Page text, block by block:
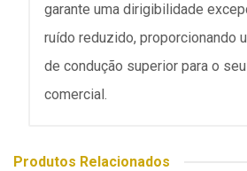
garante uma dirigibilidade
ruído reduzido, proporcionando
de condução superior para o
comercial.
Produtos Relacionados